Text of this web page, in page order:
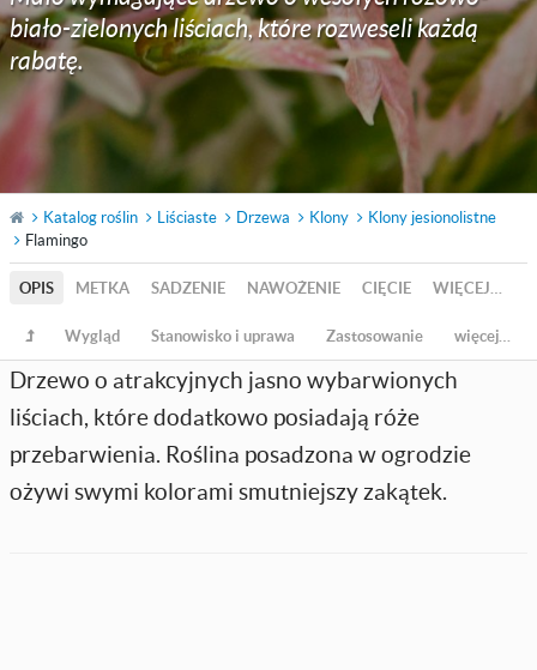
biało-zielonych liściach, które rozweseli każdą
rabatę.
Katalog roślin Liściaste Drzewa Klony
Klony jesionolistne
Flamingo
OPIS METKA SADZENIE NAWOŻENIE CIĘCIE WIĘCEJ…
Wygląd Stanowisko i uprawa Zastosowanie więcej…
Drzewo o atrakcyjnych jasno wybarwionych
liściach, które dodatkowo posiadają róże
przebarwienia. Roślina posadzona w ogrodzie
ożywi swymi kolorami smutniejszy zakątek.